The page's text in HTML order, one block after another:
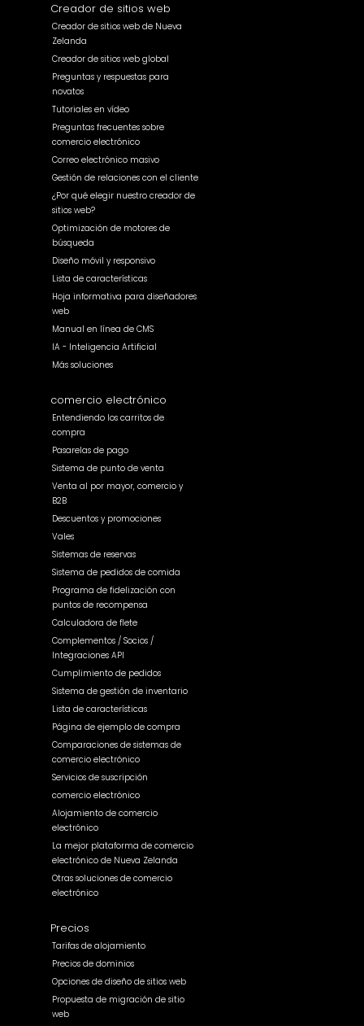
Creador de sitios web
Creador de sitios web de Nueva
Zelanda
Creador de sitios web global
Preguntas y respuestas para
novatos
Tutoriales en vídeo
Preguntas frecuentes sobre
comercio electrónico
Correo electrónico masivo
Gestión de relaciones con el cliente
¿Por qué elegir nuestro creador de
sitios web?
Optimización de motores de
búsqueda
Diseño móvil y responsivo
Lista de características
Hoja informativa para diseñadores
web
Manual en línea de CMS
IA - Inteligencia Artificial
Más soluciones
comercio electrónico
Entendiendo los carritos de
compra
Pasarelas de pago
Sistema de punto de venta
Venta al por mayor, comercio y
B2B
Descuentos y promociones
Vales
Sistemas de reservas
Sistema de pedidos de comida
Programa de fidelización con
puntos de recompensa
Calculadora de flete
Complementos / Socios /
Integraciones API
Cumplimiento de pedidos
Sistema de gestión de inventario
Lista de características
Página de ejemplo de compra
Comparaciones de sistemas de
comercio electrónico
Servicios de suscripción
comercio electrónico
Alojamiento de comercio
electrónico
La mejor plataforma de comercio
electrónico de Nueva Zelanda
Otras soluciones de comercio
electrónico
Precios
Tarifas de alojamiento
Precios de dominios
Opciones de diseño de sitios web
Propuesta de migración de sitio
web